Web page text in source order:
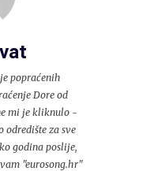
popraćenih
Dore od
mi je kliknulo -
za sve
godina poslije,
"eurosong.hr"